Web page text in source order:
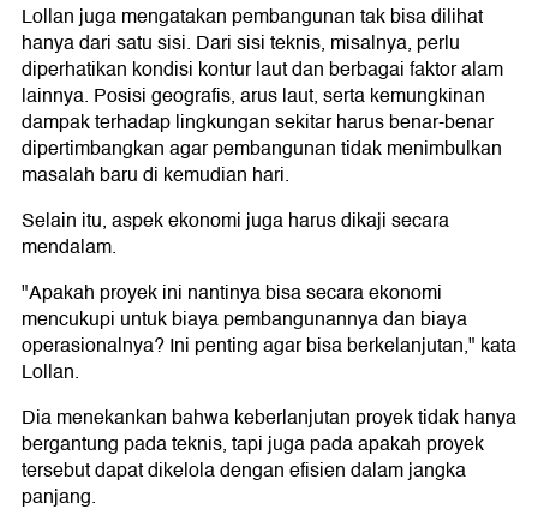
Lollan juga mengatakan pembangunan tak bisa dilihat
hanya dari satu sisi. Dari sisi teknis, misalnya, perlu
diperhatikan kondisi kontur laut dan berbagai faktor alam
lainnya. Posisi geografis, arus laut, serta kemungkinan
dampak terhadap lingkungan sekitar harus benar-benar
dipertimbangkan agar pembangunan tidak menimbulkan
masalah baru di kemudian hari.
Selain itu, aspek ekonomi juga harus dikaji secara
mendalam.
"Apakah proyek ini nantinya bisa secara ekonomi
mencukupi untuk biaya pembangunannya dan biaya
operasionalnya? Ini penting agar bisa berkelanjutan," kata
Lollan.
Dia menekankan bahwa keberlanjutan proyek tidak hanya
bergantung pada teknis, tapi juga pada apakah proyek
tersebut dapat dikelola dengan efisien dalam jangka
panjang.